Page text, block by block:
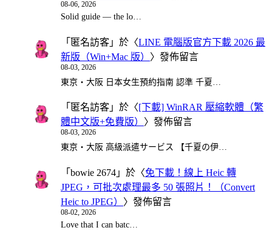
08-06, 2026
Solid guide — the lo…
「 匿名訪客 」於〈LINE 電腦版官方下載 2026 最
新版（Win+Mac 版） 〉發佈留言
08-03, 2026
東京・大阪 日本女生預約指南 認準 千夏…
「 匿名訪客 」於〈[下載] WinRAR 壓縮軟體（繁
體中文版+免費版） 〉發佈留言
08-03, 2026
東京・大阪 高級派遣サービス 【千夏の伊…
「 bowie 2674 」於〈免下載！線上 Heic 轉
JPEG，可批次處理最多 50 張照片！（Convert
Heic to JPEG） 〉發佈留言
08-02, 2026
Love that I can batc…